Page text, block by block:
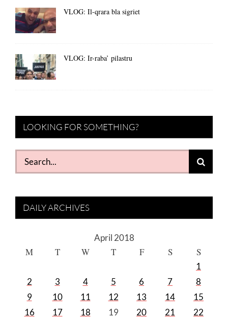
VLOG: Il-qrara bla sigriet
VLOG: Ir-raba’ pilastru
LOOKING FOR SOMETHING?
Search
for:
DAILY ARCHIVES
April 2018
M T W T F S S
1
2
3 4 5 6 7
8
9
10 11 12 13 14
15
16
17 18 19 20 21
22